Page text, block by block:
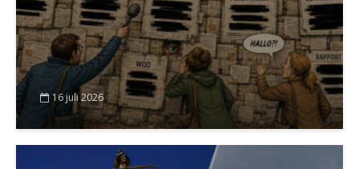
16 juli 2026